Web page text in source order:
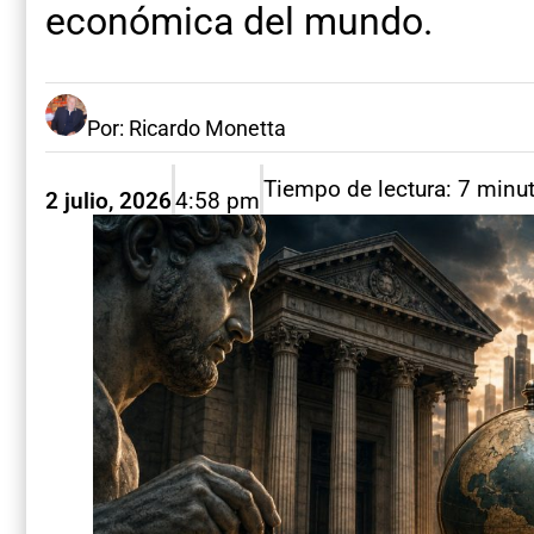
económica del mundo.
Por: Ricardo Monetta
2 julio, 20264:58 pmTiempo de lectura: 7